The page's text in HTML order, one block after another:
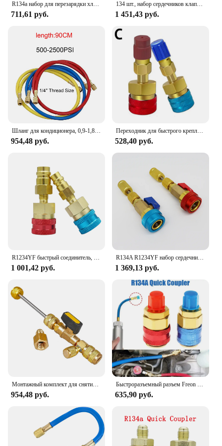
R134a набор для перезарядки хладагента автомобильный РЕФРИЖЕРАТОРНЫЙ инструмент r134a набор шлангов открывателя банок
711,61 руб.
134 шт., набор сердечников клапана кондиционера автомобиля, подходит для R134A для Buick, части кондиционирования воздуха, все транспортные средства
1 451,43 руб.
Шланг для кондиционера, 0,9-1,8 м, с манометром для кондиционера R134A R12 R22
954,48 руб.
Переходник для быстрого крепления R1234YF к R134A, высокий низкобоковой переходник, соединительный элемент для автомобильного кондиционера, фитинг, автомобильные инструменты
528,40 руб.
R1234YF быстрый соединитель, R1234yf к R134a адаптеру, 1234yf к 134a адаптер Высокий Низкий боковой разъем комплект преобразования для зарядки переменного тока
1 001,42 руб.
R134A R1234YF набор сердечников клапана, медный алюминиевый сплав быстросъемный инструмент для технического обслуживания, комплект для быстрого снятия клапана
1 369,13 руб.
Монтажный комплект для снятия сердечника клапана с двойным портом 1/4 дюйма и 5/16 дюйма, инструментом для клапана Schrader для хладагента R22 R410a R134A R12 R32
954,48 руб.
Быстроразъемный разъем Freon R134A H/L, автомобильный соединительный разъем, алюминиевые адаптеры для установки кондиционера
635,90 руб.